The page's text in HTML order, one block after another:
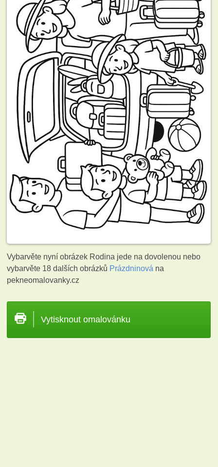
Vybarvěte nyní obrázek Rodina jede na dovolenou nebo
vybarvěte 18 dalších obrázků Prázdninová na
pekneomalovanky.cz
Vytisknout omalovánku